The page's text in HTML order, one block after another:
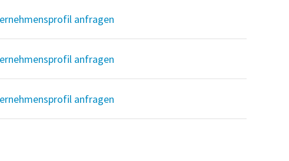
anfragen
anfragen
anfragen